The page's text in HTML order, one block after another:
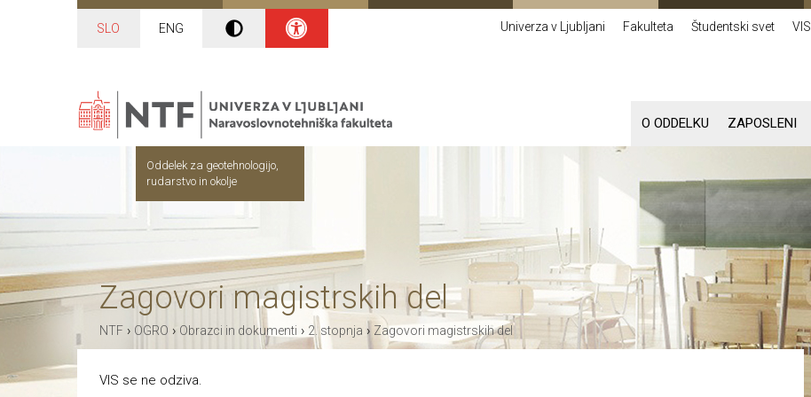
SLO ENG Univerza v Ljubljani Fakulteta Študentski svet VIS
Oddelek za geotehnologijo,
rudarstvo in okolje
O ODDELKU ZAPOSLENI
Zagovori magistrskih del
NTF › OGRO › Obrazci in dokumenti › 2. stopnja › Zagovori magistrskih del
VIS se ne odziva.